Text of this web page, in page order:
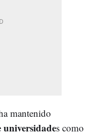
mantenido
universidades como